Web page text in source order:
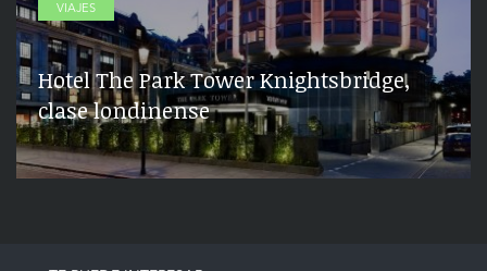
VIAJES
Hotel The Park Tower Knightsbridge,
clase londinense